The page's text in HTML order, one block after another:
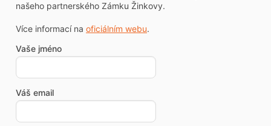
našeho partnerského Zámku Žinkovy.
Více informací na oficiálním webu.
Vaše jméno
Váš email